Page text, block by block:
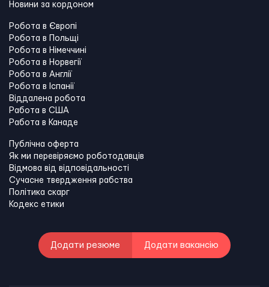
Новини за кордоном
Робота в Європі
Робота в Польщі
Робота в Німеччині
Робота в Норвегії
Робота в Англії
Робота в Іспанії
Віддалена робота
Работа в США
Работа в Канадe
Публічна оферта
Як ми перевіряємо роботодавців
Відмова від відповідальності
Сучасне твердження рабства
Політика скарг
Кодекс етики
Додати резюме Додати вакансію